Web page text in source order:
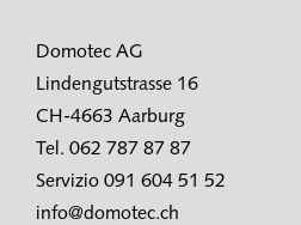
Domotec AG
Lindengutstrasse 16
CH-4663 Aarburg
Tel. 062 787 87 87
Servizio 091 604 51 52
info@domotec.ch